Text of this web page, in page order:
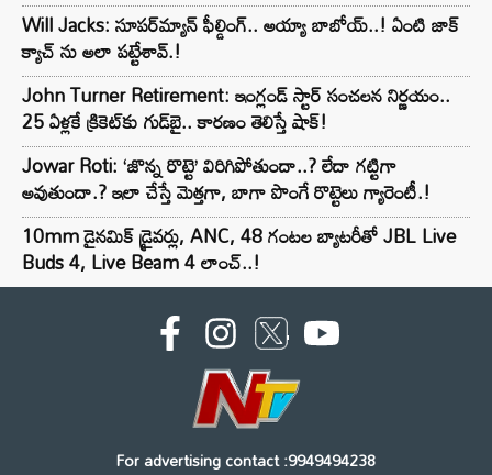
Will Jacks: సూపర్‌మ్యాన్ ఫీల్డింగ్.. అయ్యా బాబోయ్..! ఏంటి జాక్
క్యాచ్ ను అలా పట్టేశావ్.!
John Turner Retirement: ఇంగ్లండ్ స్టార్ సంచలన నిర్ణయం..
25 ఏళ్లకే క్రికెట్‌కు గుడ్‌బై.. కారణం తెలిస్తే షాక్!
Jowar Roti: ‘జొన్న రొట్టె’ విరిగిపోతుందా..? లేదా గట్టిగా
అవుతుందా.? ఇలా చేస్తే మెత్తగా, బాగా పొంగే రొట్టెలు గ్యారెంటీ.!
10mm డైనమిక్ డ్రైవర్లు, ANC, 48 గంటల బ్యాటరీతో JBL Live
Buds 4, Live Beam 4 లాంచ్..!
For advertising contact :9949494238